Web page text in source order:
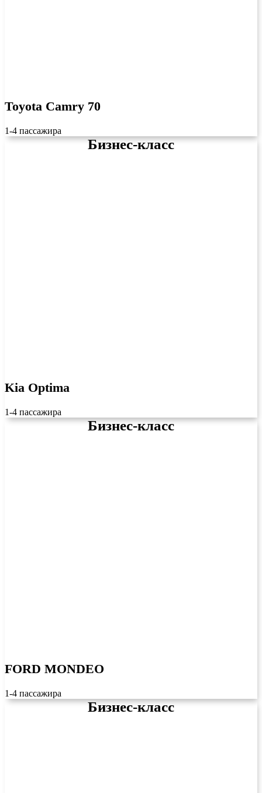
Toyota Camry 70
1-4 пассажира
Бизнес-класс
Kia Optima
1-4 пассажира
Бизнес-класс
FORD MONDEO
1-4 пассажира
Бизнес-класс